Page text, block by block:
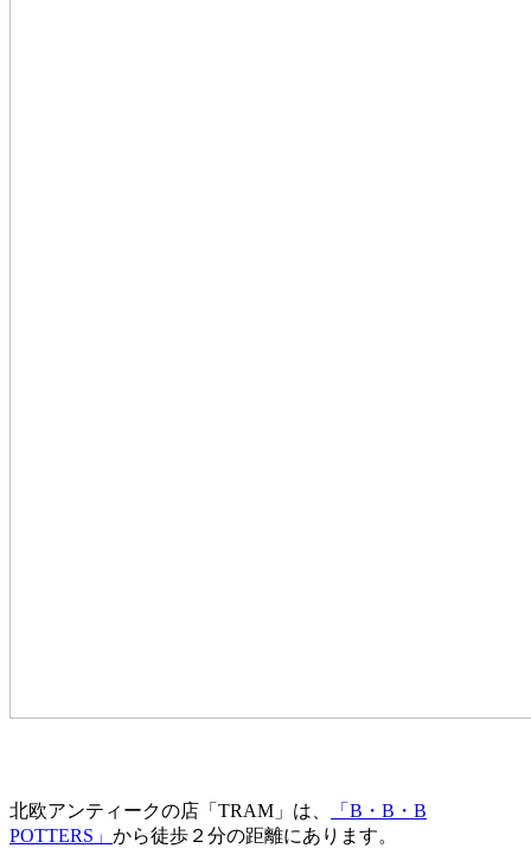
北欧アンティークの店「TRAM」は、
「B・B・B
POTTERS」 から徒歩２分の距離にあります。